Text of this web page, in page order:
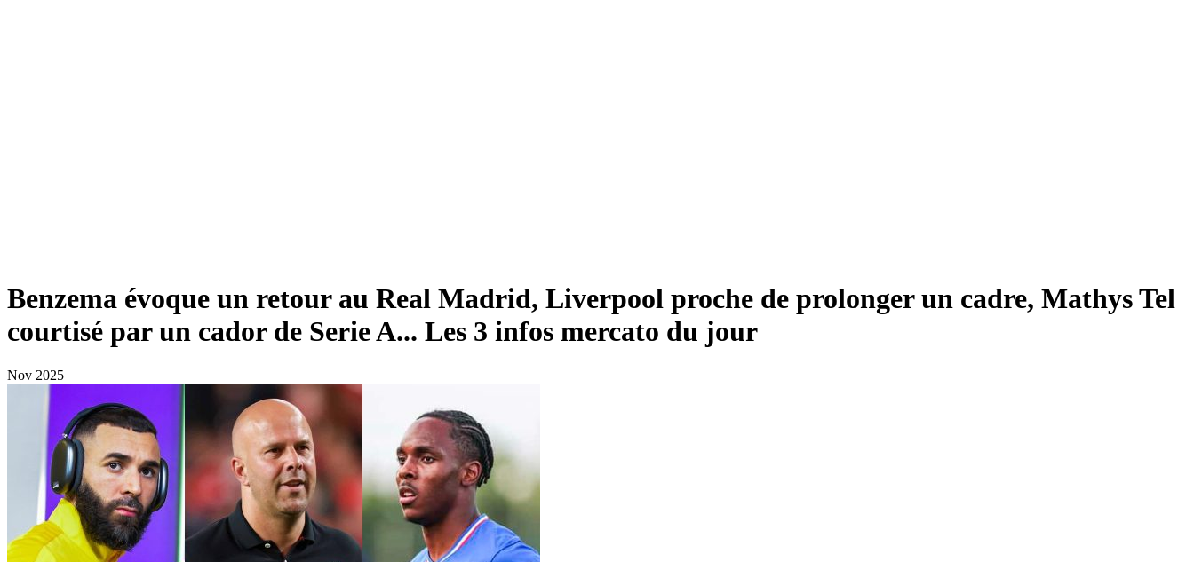
Benzema évoque un retour au Real Madrid, Liverpool proche de prolonger un cadre, Mathys Tel
courtisé par un cador de Serie A... Les 3 infos mercato du jour
Nov 2025